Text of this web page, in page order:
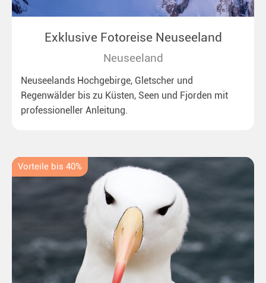
Exklusive Fotoreise Neuseeland
Neuseeland
Neuseelands Hochgebirge, Gletscher und
Regenwälder bis zu Küsten, Seen und Fjorden mit
professioneller Anleitung.
Vorteile bis 40%